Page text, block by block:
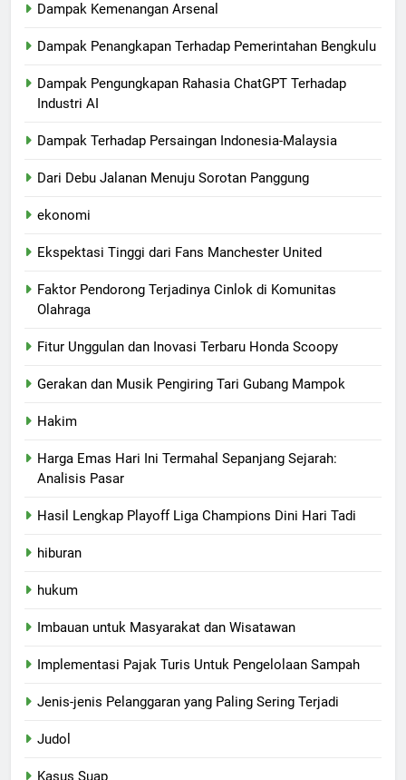
Dampak Kemenangan Arsenal
Dampak Penangkapan Terhadap Pemerintahan Bengkulu
Dampak Pengungkapan Rahasia ChatGPT Terhadap
Industri AI
Dampak Terhadap Persaingan Indonesia-Malaysia
Dari Debu Jalanan Menuju Sorotan Panggung
ekonomi
Ekspektasi Tinggi dari Fans Manchester United
Faktor Pendorong Terjadinya Cinlok di Komunitas
Olahraga
Fitur Unggulan dan Inovasi Terbaru Honda Scoopy
Gerakan dan Musik Pengiring Tari Gubang Mampok
Hakim
Harga Emas Hari Ini Termahal Sepanjang Sejarah:
Analisis Pasar
Hasil Lengkap Playoff Liga Champions Dini Hari Tadi
hiburan
hukum
Imbauan untuk Masyarakat dan Wisatawan
Implementasi Pajak Turis Untuk Pengelolaan Sampah
Jenis-jenis Pelanggaran yang Paling Sering Terjadi
Judol
Kasus Suap